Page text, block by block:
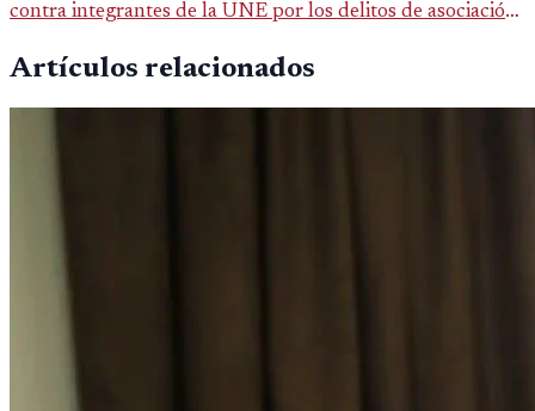
contra integrantes de la UNE por los delitos de asociación
Artículos relacionados